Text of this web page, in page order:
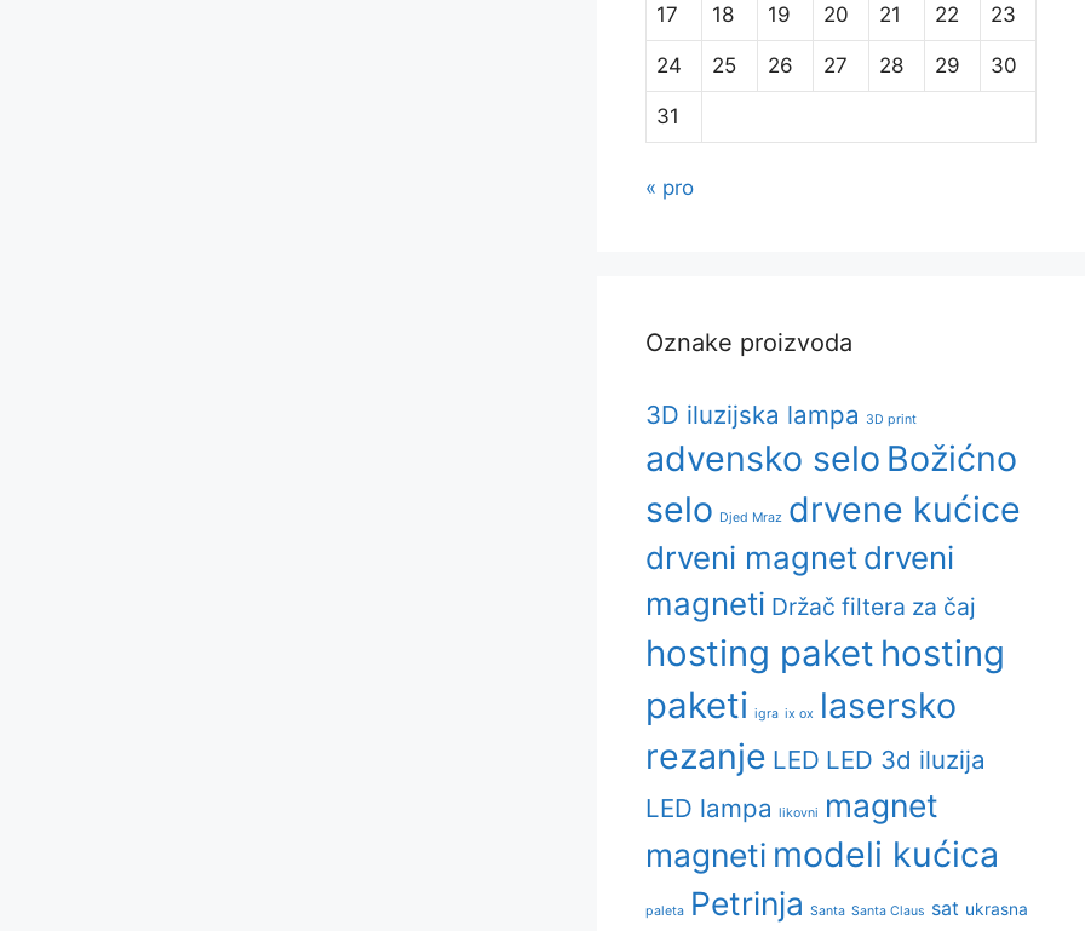
17 18 19 20 21 22 23
24 25 26 27 28 29 30
31
« pro
Oznake proizvoda
3D iluzijska lampa 3D print
advensko selo Božićno
selo Djed Mraz drvene kućice
drveni magnet drveni
magneti Držač filtera za čaj
hosting paket hosting
paketi igra ix ox
lasersko
rezanje LED LED 3d iluzija
LED lampa likovni
magnet
magneti modeli kućica
paleta Petrinja Santa Santa Claus sat ukrasna